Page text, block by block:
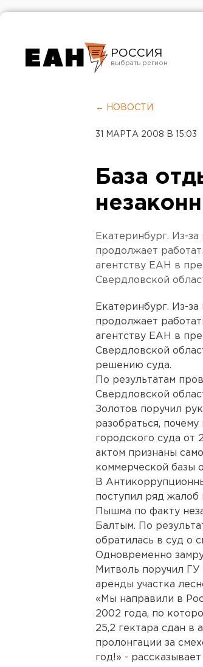
РОССИЯ
Челябинск
← НОВОСТИ
31 МАРТА 2008 В 15:03
База
Екатеринбург. Из-
продолжает
агентству ЕАН в
Свердловской
Екатеринбург. Из-
продолжает
агентству ЕАН в
Свердловской
решению суда.
По результатам
Свердловской
Золотов поручил
разобраться,
городского суда от
актом признаны
коммерческой базы
В
поступил ряд жалоб
Пышма по факту
Балтым. По
обратилась в суд о
Одновременно
Митволь поручил ГУ
аренды участка
«Мы направили в
2002 года, по
25,2 гектара сдан в
пролонгации за
год!» -